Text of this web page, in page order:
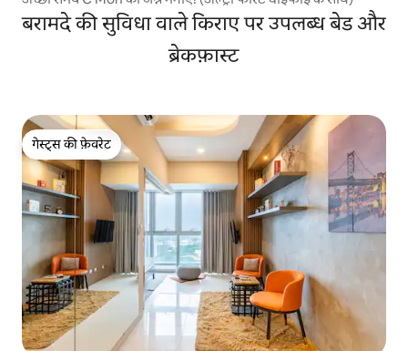
बरामदे की सुविधा वाले किराए पर उपलब्ध बेड और
ब्रेकफ़ास्ट
गेस्ट्स की फ़ेवरेट
गेस्ट्स की फ़ेवरेट